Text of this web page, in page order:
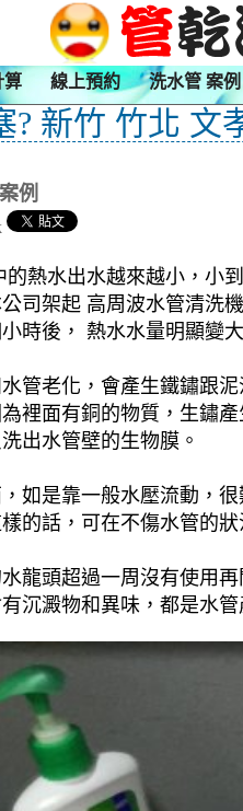
算 線上預約 洗水管 案例
? 新竹 竹北 文
例
的熱水出水越來越小，小
司架起 高周波水管清洗
時後， 熱水水量明顯變
管老化，會產生鐵鏽跟
裡面有銅的物質，生鏽
出水管壁的生物膜。
如是靠一般水壓流動，
的話，可在不傷水管的
龍頭超過一周沒有使用
沉澱物和異味，都是水